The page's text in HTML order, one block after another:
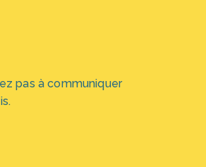
pas à communiquer